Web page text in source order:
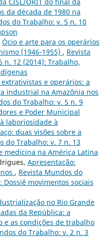
da década de 1980 na
do Trabalho: v. 5 n. 10
Ócio e arte para os operários
(1946-1955) , Revista
n. 12 (2014): Trabalho,
extrativistas e operários: a
industrial na Amazônia nos
do Trabalho: v. 5 n. 9
e Poder Municipal
laboriosidade à
duas visões sobre a
do Trabalho: v. 7 n. 13
medicina na América Latina
Apresentação:
, Revista Mundos do
Dossiê movimentos sociais
no Rio Grande
da República: a
e as condições de trabalho
do Trabalho: v. 2 n. 3